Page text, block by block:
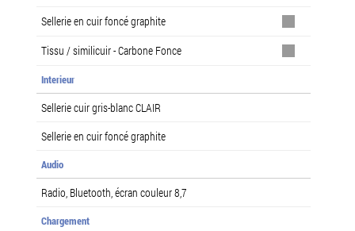
Sellerie en cuir foncé graphite
Tissu / similicuir - Carbone Fonce
Interieur
Sellerie cuir gris-blanc CLAIR
Sellerie en cuir foncé graphite
Audio
Radio, Bluetooth, écran couleur 8,7
Chargement